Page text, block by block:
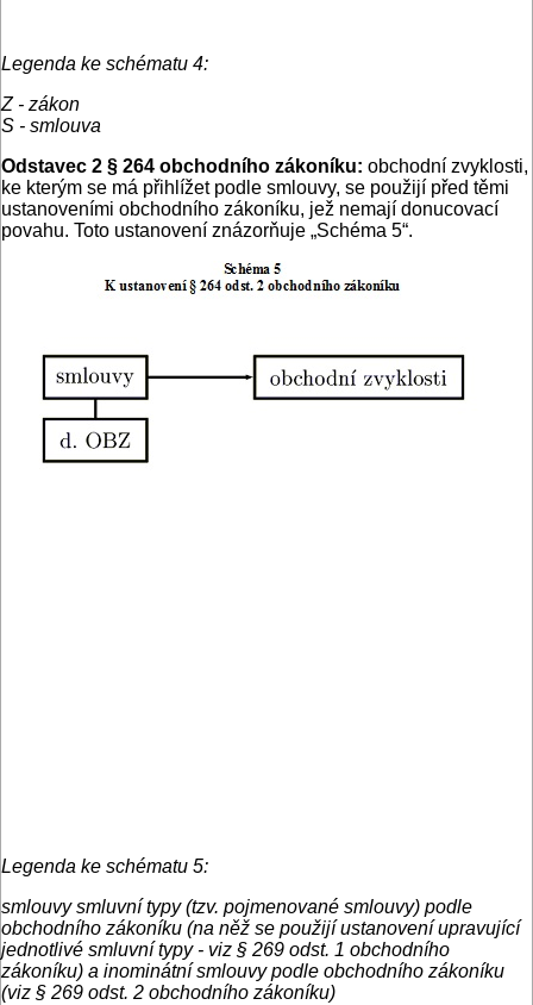
Legenda ke schématu 4:
Z - zákon
S - smlouva
Odstavec 2 § 264 obchodního zákoníku: obchodní zvyklosti,
ke kterým se má přihlížet podle smlouvy, se použijí před těmi
ustanoveními obchodního zákoníku, jež nemají donucovací
povahu. Toto ustanovení znázorňuje „Schéma 5“.
Legenda ke schématu 5:
smlouvy smluvní typy (tzv. pojmenované smlouvy) podle
obchodního zákoníku (na něž se použijí ustanovení upravující
jednotlivé smluvní typy - viz § 269 odst. 1 obchodního
zákoníku) a inominátní smlouvy podle obchodního zákoníku
(viz § 269 odst. 2 obchodního zákoníku)